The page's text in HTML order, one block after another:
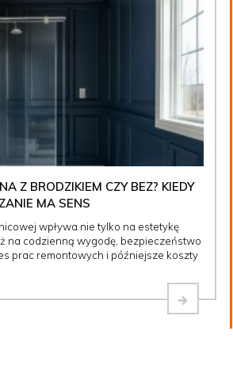
Z BRODZIKIEM CZY BEZ? KIEDY
MA SENS
wpływa nie tylko na estetykę
na codzienną wygodę, bezpieczeństwo
prac remontowych i późniejsze koszty